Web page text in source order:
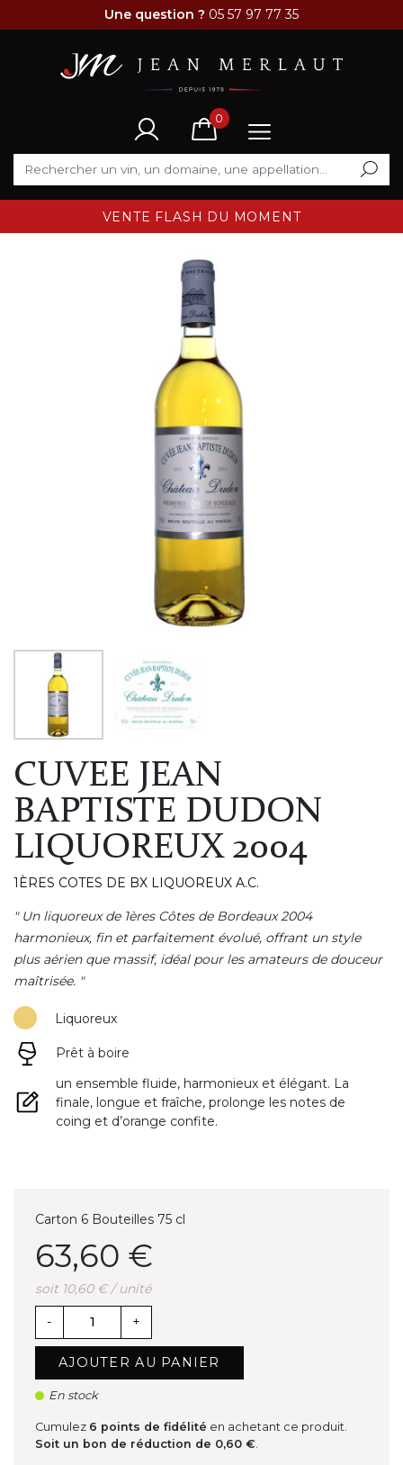
Une question ? 05 57 97 77 35
0
VENTE FLASH DU MOMENT
CUVEE JEAN
BAPTISTE DUDON
LIQUOREUX 2004
1ÈRES COTES DE BX LIQUOREUX A.C.
" Un liquoreux de 1ères Côtes de Bordeaux 2004
harmonieux, fin et parfaitement évolué, offrant un style
plus aérien que massif, idéal pour les amateurs de douceur
maîtrisée. "
Liquoreux
Prêt à boire
un ensemble fluide, harmonieux et élégant. La
finale, longue et fraîche, prolonge les notes de
coing et d’orange confite.
Carton 6 Bouteilles 75 cl
63,60 €
soit 10,60 € / unité
- +
AJOUTER AU PANIER
En stock
Cumulez 6 points de fidélité en achetant ce produit.
Soit un bon de réduction de 0,60 €.